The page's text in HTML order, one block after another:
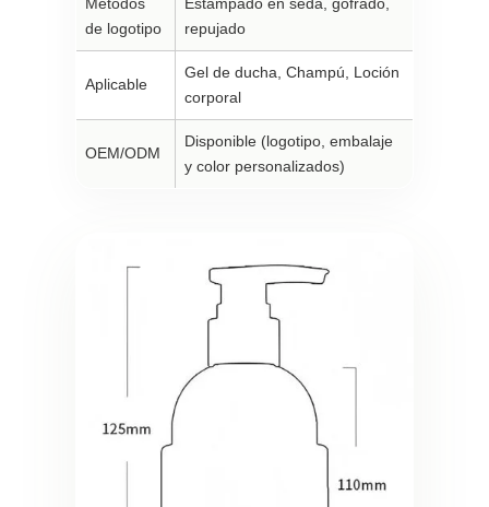
de logotipo
repujado
Aplicable
Gel de ducha, Champú, Loción
corporal
OEM/ODM
Disponible (logotipo, embalaje
y color personalizados)